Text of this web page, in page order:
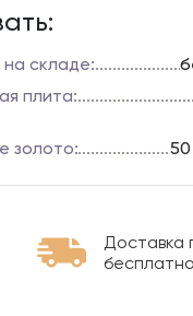
складе:
плита:
золото:
Доставка